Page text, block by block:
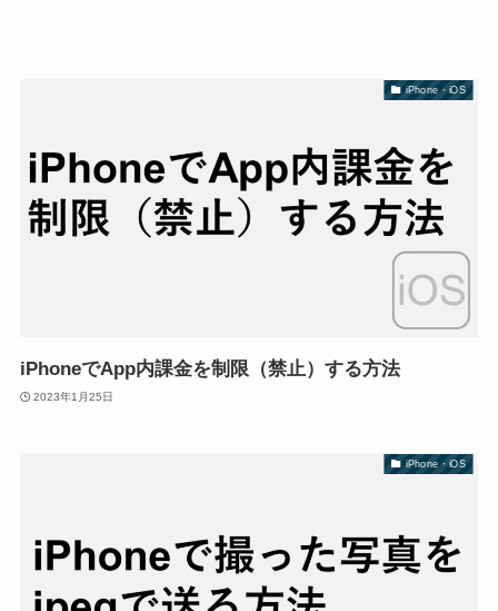
iPhone・iOS
iPhoneでApp内課金を制限（禁止）する方法
2023年1月25日
iPhone・iOS